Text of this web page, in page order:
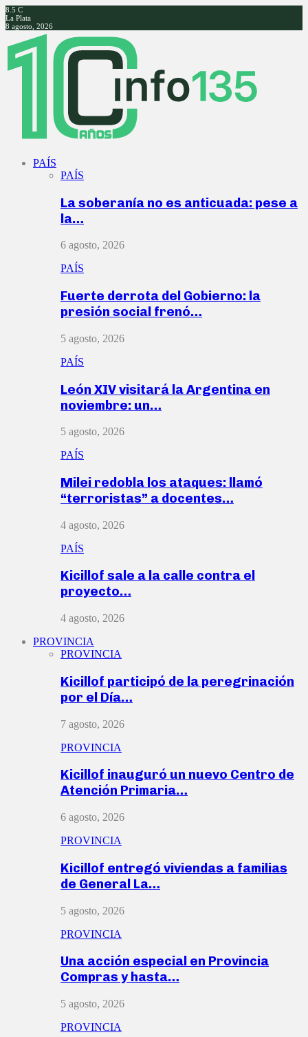
8.5 C
La Plata
8 agosto, 2026
Facebook
Twitter
Instagram
Youtube
PAÍS
PAÍS
La soberanía no es anticuada: pese a
la…
6 agosto, 2026
PAÍS
Fuerte derrota del Gobierno: la
presión social frenó…
5 agosto, 2026
PAÍS
León XIV visitará la Argentina en
noviembre: un…
5 agosto, 2026
PAÍS
Milei redobla los ataques: llamó
“terroristas” a docentes…
4 agosto, 2026
PAÍS
Kicillof sale a la calle contra el
proyecto…
4 agosto, 2026
PROVINCIA
PROVINCIA
Kicillof participó de la peregrinación
por el Día…
7 agosto, 2026
PROVINCIA
Kicillof inauguró un nuevo Centro de
Atención Primaria…
6 agosto, 2026
PROVINCIA
Kicillof entregó viviendas a familias
de General La…
5 agosto, 2026
PROVINCIA
Una acción especial en Provincia
Compras y hasta…
5 agosto, 2026
PROVINCIA